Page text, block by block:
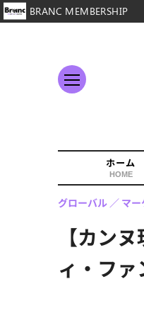
ホーム
HOME
【カン
ィ・フ
グローバル マ
BRANC MEMBERSHIP